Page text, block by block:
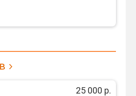
25 000 р.